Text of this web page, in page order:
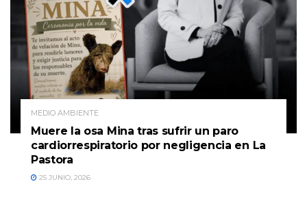
MEDIO AMBIENTE
Muere la osa Mina tras sufrir un paro
cardiorrespiratorio por negligencia en La
Pastora
25 JUNIO, 2026